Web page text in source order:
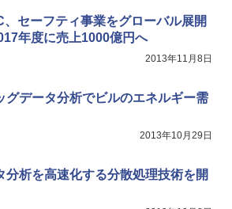
、セーフティ事業をグローバル展開
年度に売上1000億円へ
2013年11月8日
グデータ分析でビルのエネルギー需
2013年10月29日
分析を高速化する分散処理技術を開